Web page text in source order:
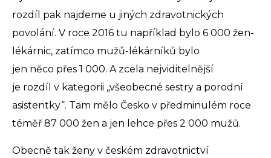
rozdíl pak najdeme u jiných zdravotnických
povolání. V roce 2016 tu například bylo 6 000 žen-
lékárnic, zatímco mužů-lékárníků bylo
jen něco přes 1 000. A zcela nejviditelnější
je rozdíl v kategorii „všeobecné sestry a porodní
asistentky“. Tam mělo Česko v předminulém roce
téměř 87 000 žen a jen lehce přes 2 000 mužů.
Obecně tak ženy v českém zdravotnictví